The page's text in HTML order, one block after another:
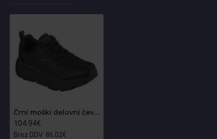
Črni moški delovni čevlji Skechers Max Cushioning Elite OB
104.94€
Brez DDV: 86.02€